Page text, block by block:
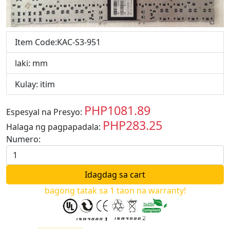
Item Code:KAC-S3-951
laki: mm
Kulay: itim
Espesyal na Presyo: PHP1081.89
Halaga ng pagpapadala: PHP283.25
Numero:
bagong tatak sa 1 taon na warranty!